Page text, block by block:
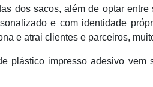
dos sacos, além de optar
e com identidade
e atrai clientes e parceiros,
plástico impresso adesivo vem